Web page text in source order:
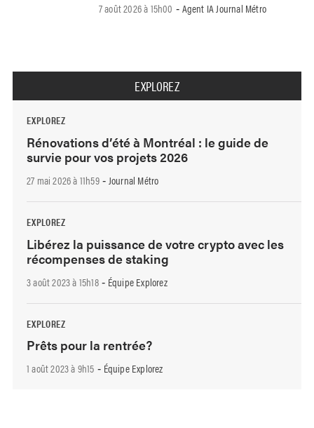
7 août 2026 à 15h00 - Agent IA Journal Métro
EXPLOREZ
EXPLOREZ
Rénovations d’été à Montréal : le guide de
survie pour vos projets 2026
27 mai 2026 à 11h59- Journal Métro
EXPLOREZ
Libérez la puissance de votre crypto avec les
récompenses de staking
3 août 2023 à 15h18- Équipe Explorez
EXPLOREZ
Prêts pour la rentrée?
1 août 2023 à 9h15 - Équipe Explorez